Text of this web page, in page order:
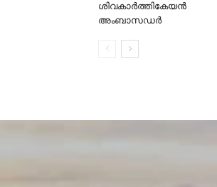
ശിവകാര്‍ത്തികേയന്‍
അംബാസഡര്‍